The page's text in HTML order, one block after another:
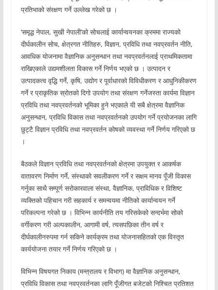
प्रतिभाको संरक्षण गर्ने उल्लेख गरेको छ ।
‘समृद्ध नेपाल, सुखी नेपाली’को सोचलाई कार्यान्वयनका क्रममा राज्यको
दीर्घकालीन सोच, क्षेत्रगत नीतिहरु, विज्ञान, प्रविधि तथा नवप्रवर्तन नीति,
आवधिक योजनामा वैज्ञानिक अनुसन्धान तथा नवप्रवर्तनलाई प्राथमिकतामा
राखिएकाले उद्यमशीलता विकास गर्ने निर्णय भएको छ । उत्पादन र
उत्पादकत्व वृद्धि गर्ने, कृषि, उद्योग र पूर्वाधारको विविधीकरण र आधुनिकीकरण
गर्ने र प्राकृतिक स्रोतको दिगो उपयोग तथा संरक्षण गर्नेजस्ता कार्यमा विज्ञान
प्रविधि तथा नवप्रवर्तनको भूमिका हुने भएकाले यी सबै क्षेत्रमा वैज्ञानिक
अनुसन्धान, प्रविधि विकास तथा नवप्रवर्तनको उपयोग गर्ने प्रयोजनका लागि
छुट्टै विज्ञान प्रविधि तथा नवप्रवर्तन कोषको व्यवस्था गर्ने निर्णय गरिएको छ
।
बैठकले विज्ञान प्रविधि तथा नवप्रवर्तनको क्षेत्रमा उपयुक्त र आकर्षक
वातावरण निर्माण गर्ने, संस्थाको सवलीकरण गर्ने र सक्षम मानव पूँजी विकास
गर्नुका साथै सम्पूर्ण सरोकारवाला संस्था, वैज्ञानिक, प्राविधिक र विशिष्ट
व्यक्तिको पहिचान गरी सहकार्य र समन्वयमा नीतिको कार्यान्वयन गर्ने
परिकल्पना गरेको छ । विभिन्न कार्यनीति तय गरिसकेको सन्दर्भमा सोको
वर्गीकरण गरी अल्पकालीन, आगामी वर्ष, त्यसपछिका तीन वर्ष र
दीर्घकालीनरुपमा गर्न सकिने कार्यक्रम तथा योजनासहितको एक विस्तृत
कार्ययोजना तयार गर्ने निर्णय गरिएको छ ।
विभिन्न विषयगत निकाय (मन्त्रालय र विभाग) मा वैज्ञानिक अनुसन्धान,
प्रविधि विकास तथा नवप्रवर्तनका लागि पूँजीगत बजेटको निश्चित प्रतिशत